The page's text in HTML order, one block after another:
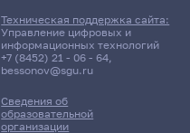
Сведения об
образовательной
организации
Техническая поддержка сайта:
Управление цифровых и
информационных технологий
+7 (8452) 21 - 06 - 64,
bessonov@sgu.ru